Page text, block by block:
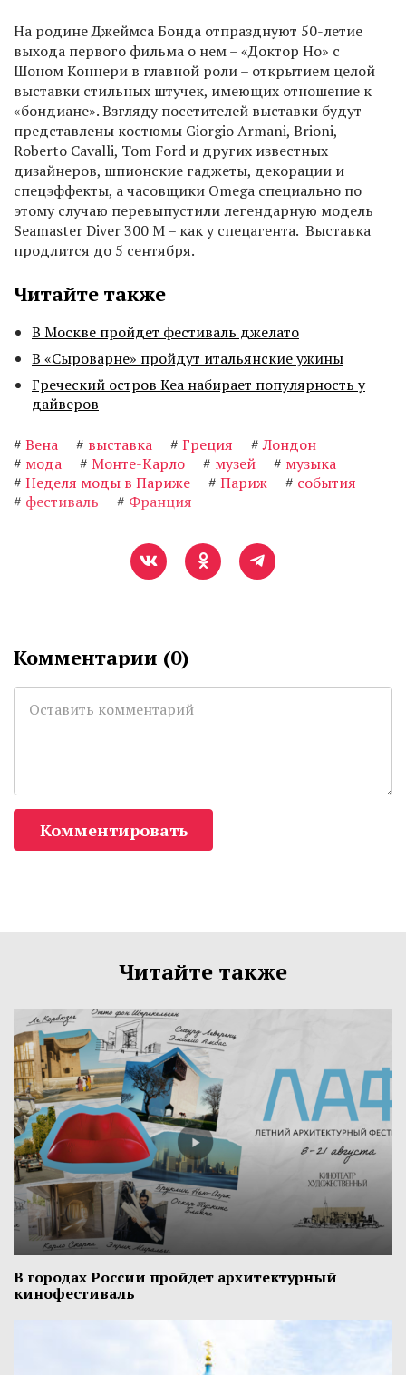
На родине Джеймса Бонда отпразднуют 50-летие
выхода первого фильма о нем – «Доктор Но» с
Шоном Коннери в главной роли – открытием целой
выставки стильных штучек, имеющих отношение к
«бондиане». Взгляду посетителей выставки будут
представлены костюмы Giorgio Armani, Brioni,
Roberto Cavalli, Tom Ford и других известных
дизайнеров, шпионские гаджеты, декорации и
спецэффекты, а часовщики Omega специально по
этому случаю перевыпустили легендарную модель
Seamaster Diver 300 M – как у спецагента. Выставка
продлится до 5 сентября.
Читайте также
В Москве пройдет фестиваль джелато
В «Сыроварне» пройдут итальянские ужины
Греческий остров Кеа набирает популярность у
дайверов
# Вена # выставка # Греция # Лондон
# мода # Монте-Карло # музей # музыка
# Неделя моды в Париже # Париж # события
# фестиваль # Франция
Комментарии (0)
Комментировать
Читайте также
В городах России пройдет архитектурный
кинофестиваль